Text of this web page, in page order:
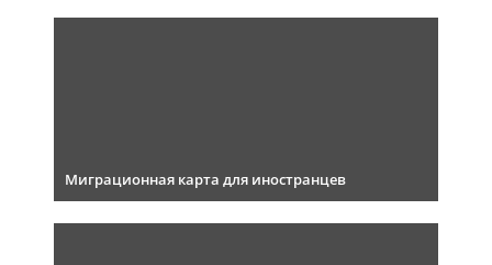
Миграционная карта для иностранцев